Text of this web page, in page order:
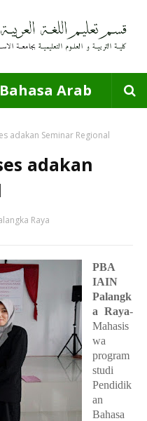
Arab
adakan Seminar Regional
adakan
Raya
PBA
IAIN
Palangk
a Raya-
Mahasis
wa
program
studi
Pendidik
an
Bahasa